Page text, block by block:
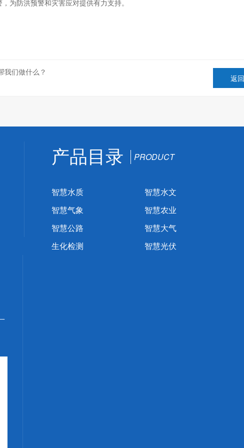
为防洪预警和灾害应对提供有力支持。
返
我们做什么？
产品目录 PRODUCT
智慧水质
智慧水文
智慧气象
智慧农业
智慧公路
智慧大气
生化检测
智慧光伏